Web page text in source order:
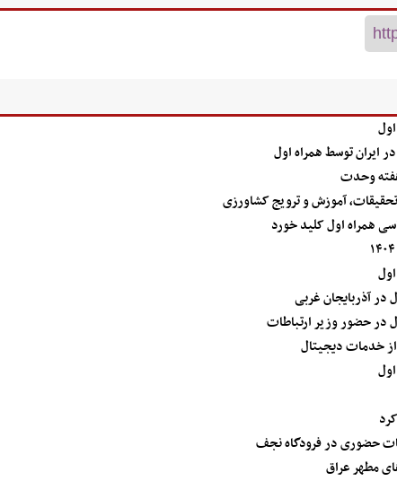
وحدت
آموزش و ترویج کشاورزی
همراه اول کلید خورد
از خدمات دیجیتال
حضوری در فرودگاه نجف
مطهر عراق